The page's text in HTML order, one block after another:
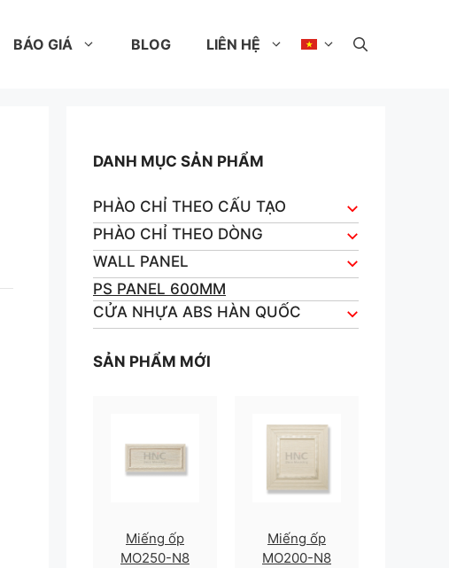
BÁO GIÁ BLOG LIÊN HỆ
DANH MỤC SẢN PHẨM
PHÀO CHỈ THEO CẤU TẠO
PHÀO CHỈ THEO DÒNG
WALL PANEL
PS PANEL 600MM
CỬA NHỰA ABS HÀN QUỐC
SẢN PHẨM MỚI
Miếng ốp
MO250-N8
Miếng ốp
MO200-N8